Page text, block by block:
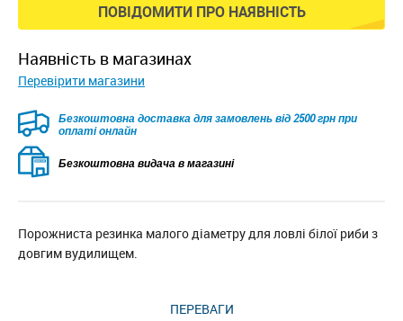
ПОВІДОМИТИ ПРО НАЯВНІСТЬ
наявність в магазинах
Перевірити магазини
Безкоштовна доставка для замовлень від 2500 грн при
оплаті онлайн
Безкоштовна видача в магазині
Порожниста резинка малого діаметру для ловлі білої риби з
довгим вудилищем.
ПЕРЕВАГИ